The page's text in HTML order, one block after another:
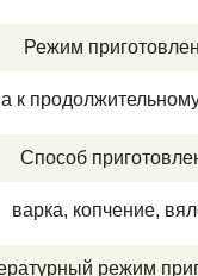
Режим
к
Способ
варка, копчение,
режим